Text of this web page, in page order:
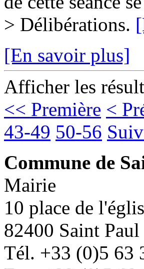
> Délibérations.
[En savoir plus]
Afficher les
<< Première <
43-49 50-56
Commune de
Mairie
10 place de
82400 Saint
Tél. +33 (0)5 63